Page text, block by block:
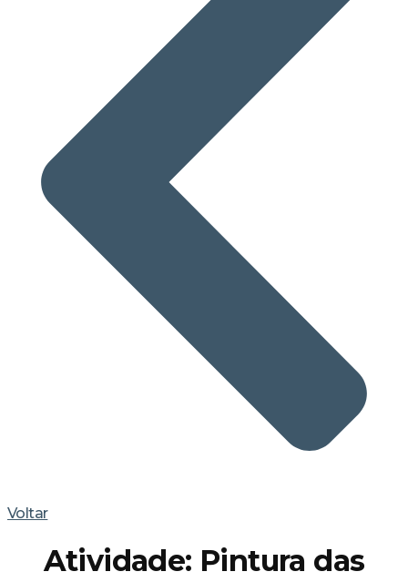
Voltar
Atividade: Pintura das